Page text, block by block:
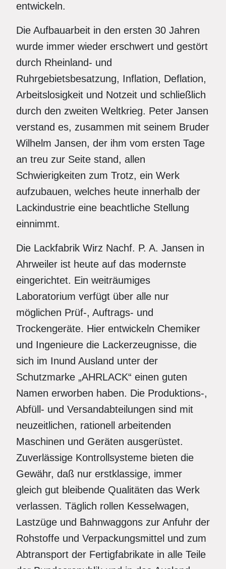
entwickeln.
Die Aufbauarbeit in den ersten 30 Jahren
wurde immer wieder erschwert und gestört
durch Rheinland- und
Ruhrgebietsbesatzung, Inflation, Deflation,
Arbeitslosigkeit und Notzeit und schließlich
durch den zweiten Weltkrieg. Peter Jansen
verstand es, zusammen mit seinem Bruder
Wilhelm Jansen, der ihm vom ersten Tage
an treu zur Seite stand, allen
Schwierigkeiten zum Trotz, ein Werk
aufzubauen, welches heute innerhalb der
Lackindustrie eine beachtliche Stellung
einnimmt.
Die Lackfabrik Wirz Nachf. P. A. Jansen in
Ahrweiler ist heute auf das modernste
eingerichtet. Ein weiträumiges
Laboratorium verfügt über alle nur
möglichen Prüf-, Auftrags- und
Trockengeräte. Hier entwickeln Chemiker
und Ingenieure die Lackerzeugnisse, die
sich im Inund Ausland unter der
Schutzmarke „AHRLACK“ einen guten
Namen erworben haben. Die Produktions-,
Abfüll- und Versandabteilungen sind mit
neuzeitlichen, rationell arbeitenden
Maschinen und Geräten ausgerüstet.
Zuverlässige Kontrollsysteme bieten die
Gewähr, daß nur erstklassige, immer
gleich gut bleibende Qualitäten das Werk
verlassen. Täglich rollen Kesselwagen,
Lastzüge und Bahnwaggons zur Anfuhr der
Rohstoffe und Verpackungsmittel und zum
Abtransport der Fertigfabrikate in alle Teile